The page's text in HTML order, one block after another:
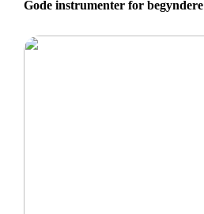
Gode instrumenter for begyndere